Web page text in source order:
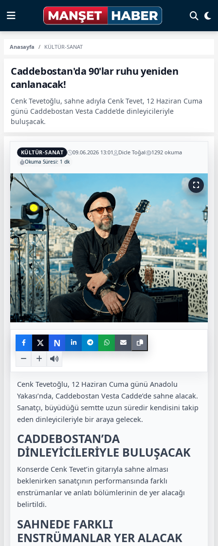
Anasayfa KÜLTÜR-SANAT
Caddebostan'da 90'lar ruhu yeniden
canlanacak!
Cenk Tevetoğlu, sahne adıyla Cenk Tevet, 12 Haziran Cuma
günü Caddebostan Vesta Cadde’de dinleyicileriyle
buluşacak.
KÜLTÜR-SANAT 09.06.2026 13:01 Dicle Toğal 1292 okuma
Okuma Süresi: 1 dk
N
Cenk Tevetoğlu, 12 Haziran Cuma günü Anadolu
Yakası’nda, Caddebostan Vesta Cadde’de sahne alacak.
Sanatçı, büyüdüğü semtte uzun süredir kendisini takip
eden dinleyicileriyle bir araya gelecek.
CADDEBOSTAN’DA
DİNLEYİCİLERİYLE BULUŞACAK
Konserde Cenk Tevet’in gitarıyla sahne alması
beklenirken sanatçının performansında farklı
enstrümanlar ve anlatı bölümlerinin de yer alacağı
belirtildi.
SAHNEDE FARKLI
ENSTRÜMANLAR YER ALACAK